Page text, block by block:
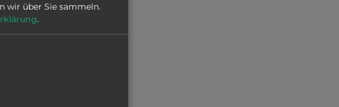
wir über Sie sammeln.
.